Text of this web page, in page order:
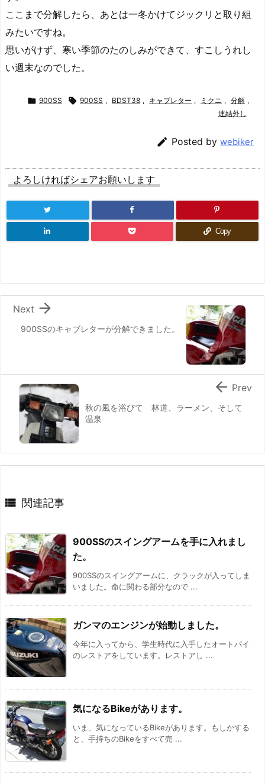
ここまで分解したら、あとは一冬かけてジックリと取り組
みたいですね。
思いがけず、寒い季節のたのしみができて、すこしうれし
い週末なのでした。
 900SS  900SS , BDST38 , キャブレター , ミクニ , 分解 ,
連結外し
 Posted by webiker
よろしければシェアお願いします
Copy
900SSのキャブレターが分解できました。

Next
秋の風を浴びて 林道、ラーメン、そして
温泉
 Prev
 関連記事
900SSのスイングアームを手に入れまし
た。
900SSのスイングアームに、クラックが入ってしま
いました。命に関わる部分なので ...
ガンマのエンジンが始動しました。
今年に入ってから、学生時代に入手したオートバイ
のレストアをしています。レストアし ...
気になるBikeがあります。
いま、気になっているBikeがあります。もしかする
と、手持ちのBikeをすべて売 ...